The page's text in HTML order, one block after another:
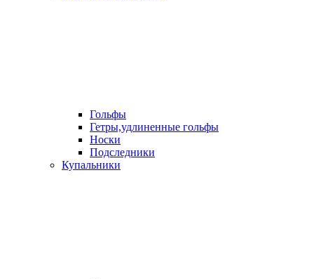
Гольфы
Гетры,удлиненные гольфы
Носки
Подследники
Купальники